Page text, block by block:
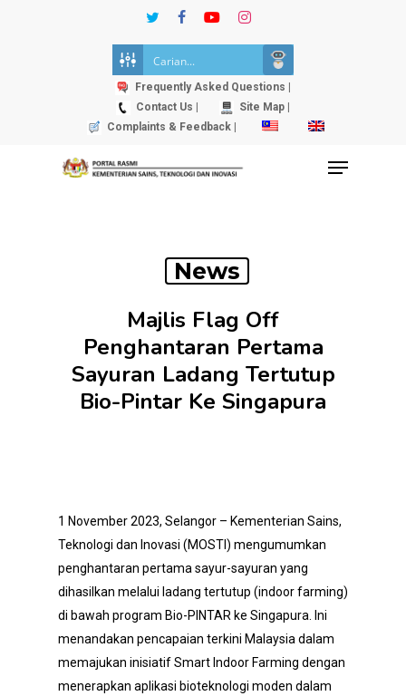
twitterfacebookyoutubeinstagram
Frequently Asked Questions |
Contact Us |
Site Map |
Complaints & Feedback |
Menu
News
Majlis Flag Off
Penghantaran Pertama
Sayuran Ladang Tertutup
Bio-Pintar Ke Singapura
1 November 2023, Selangor – Kementerian Sains,
Teknologi dan Inovasi (MOSTI) mengumumkan
penghantaran pertama sayur-sayuran yang
dihasilkan melalui ladang tertutup (indoor farming)
di bawah program Bio-PINTAR ke Singapura. Ini
menandakan pencapaian terkini Malaysia dalam
memajukan inisiatif Smart Indoor Farming dengan
menerapkan aplikasi bioteknologi moden dalam